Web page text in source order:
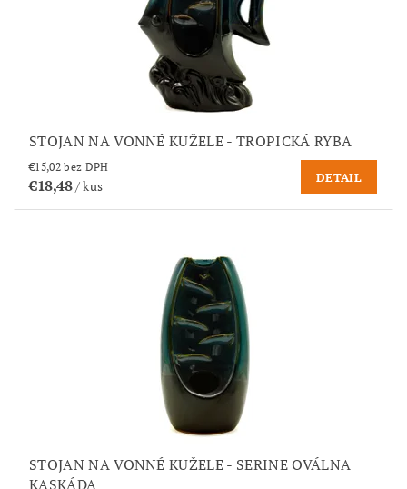
STOJAN NA VONNÉ KUŽELE - TROPICKÁ RYBA
€15,02 bez DPH
€18,48/ kus
DETAIL
STOJAN NA VONNÉ KUŽELE - SERINE OVÁLNA
KASKÁDA